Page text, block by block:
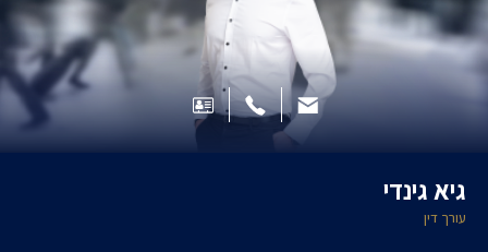
גיא גינדי
עורך דין